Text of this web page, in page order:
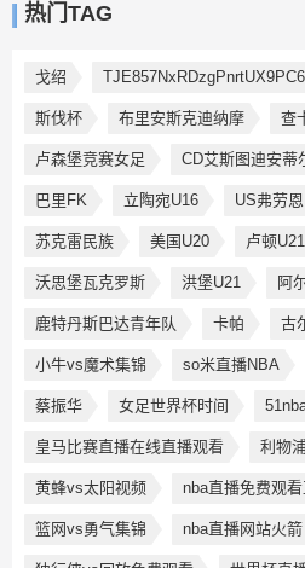
热门TAG
戈绍
斯伐杯 布里安斯克迪纳摩 查
卢森堡竞赛女足 CD艾斯图迪安蒂
巴里FK 立陶宛U16 US弗劳恩
苏克雷民族 美国U20 卢顿U21
沃思堡瓦克罗斯 洪堡U21 阿
鹿特丹斯巴达青年队 卡帕 古
小牛vs魔术集锦 so米直播NBA
蔡振华 女足世界杯时间
皇马比赛直播在线直播观看 利物
黄蜂vs太阳视频 nba直播免费观
篮网vs勇气集锦 nba直播网站火箭